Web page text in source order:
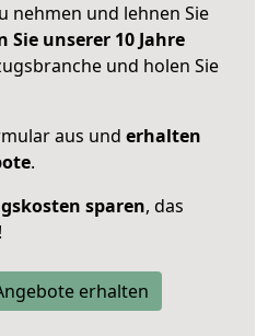
nehmen und lehnen Sie
Sie unserer 10 Jahre
und holen Sie
aus und erhalten
.
sparen, das
erhalten